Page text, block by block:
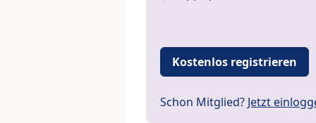
Kostenlos registrieren
Schon Mitglied? Jetzt